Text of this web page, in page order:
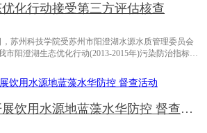
化行动接受第三方评估核查
，苏州科技学院受苏州市阳澄湖水源水质管理委员会
市阳澄湖生态优化行动(2013-2015年)污染防治指标完
生态优化行动目标任务完成情况的工作汇报，审核相
地查看了河道水质提升及河网综合治理工程、人工湿
恢复、池塘循环水养殖和农村生活污水处理设施建
我市组织开展饮用水源地蓝藻水华防控 督查活动